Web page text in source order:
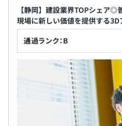
【静岡】建設業界TOPシェア◎
現場に新しい価値を提供する
通過ランク：B